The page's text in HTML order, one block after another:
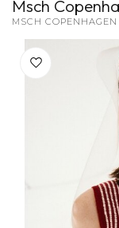
Msch
MSCH COPENHAGEN